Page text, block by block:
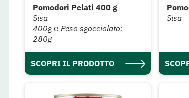
Pomodori Pelati 400 g
Sisa
400g ℮ Peso sgocciolato:
280g
SCOPRI IL PRODOTTO
Sisa